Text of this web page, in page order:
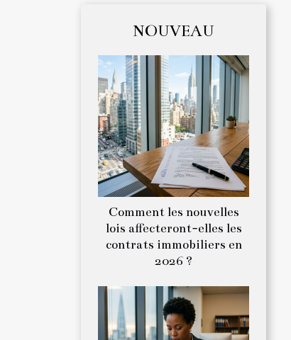
NOUVEAU
Comment les nouvelles
lois affecteront-elles les
contrats immobiliers en
2026 ?